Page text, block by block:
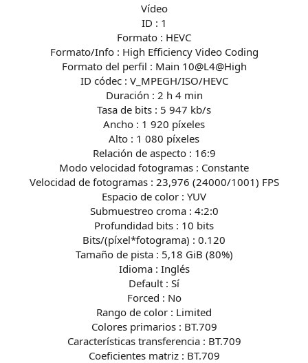
Vídeo
ID : 1
Formato : HEVC
Formato/Info : High Efficiency Video Coding
Formato del perfil : Main 10@L4@High
ID códec : V_MPEGH/ISO/HEVC
Duración : 2 h 4 min
Tasa de bits : 5 947 kb/s
Ancho : 1 920 píxeles
Alto : 1 080 píxeles
Relación de aspecto : 16:9
Modo velocidad fotogramas : Constante
Velocidad de fotogramas : 23,976 (24000/1001) FPS
Espacio de color : YUV
Submuestreo croma : 4:2:0
Profundidad bits : 10 bits
Bits/(píxel*fotograma) : 0.120
Tamaño de pista : 5,18 GiB (80%)
Idioma : Inglés
Default : Sí
Forced : No
Rango de color : Limited
Colores primarios : BT.709
Características transferencia : BT.709
Coeficientes matriz : BT.709